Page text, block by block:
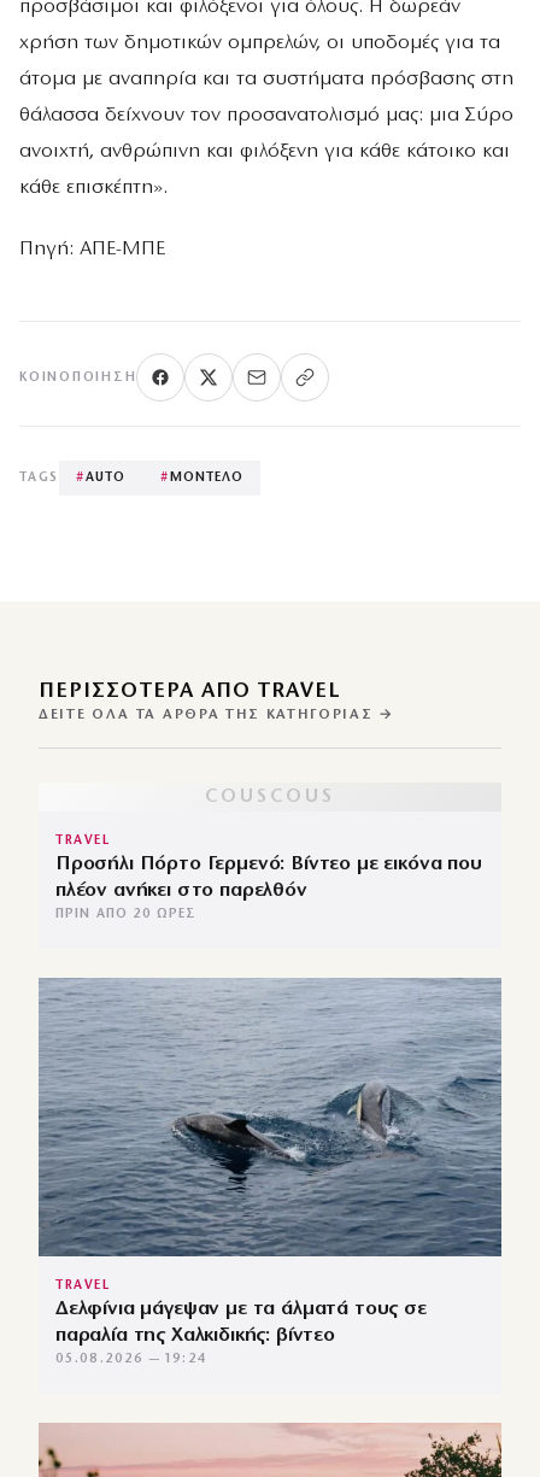
προσβάσιμοι και φιλόξενοι για όλους. Η δωρεάν
χρήση των δημοτικών ομπρελών, οι υποδομές για τα
άτομα με αναπηρία και τα συστήματα πρόσβασης στη
θάλασσα δείχνουν τον προσανατολισμό μας: μια Σύρο
ανοιχτή, ανθρώπινη και φιλόξενη για κάθε κάτοικο και
κάθε επισκέπτη».
Πηγή: ΑΠΕ-ΜΠΕ
ΚΟΙΝΟΠΟΊΗΣΗ
TAGS #AUTO #ΜΟΝΤΕΛΟ
ΠΕΡΙΣΣΌΤΕΡΑ ΑΠΌ TRAVEL
ΔΕΊΤΕ ΌΛΑ ΤΑ ΆΡΘΡΑ ΤΗΣ ΚΑΤΗΓΟΡΊΑΣ →
TRAVEL
Προσήλι Πόρτο Γερμενό: Βίντεο με εικόνα που
πλέον ανήκει στο παρελθόν
ΠΡΙΝ ΑΠΌ 20 ΏΡΕΣ
TRAVEL
Δελφίνια μάγεψαν με τα άλματά τους σε
παραλία της Χαλκιδικής: βίντεο
05.08.2026 — 19:24